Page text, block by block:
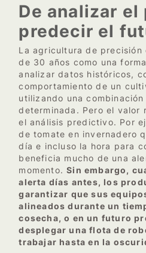
De analizar el
predecir el
La agricultura de precisión
de 30 años como una
analizar datos históricos,
comportamiento de un
utilizando una combinación
determinada. Pero el valor
el análisis predictivo. Por
de tomate en invernadero
día e incluso la hora para
beneficia mucho de una
momento.Sin embargo,
alerta días antes, los
garantizar que sus
alineados durante un
cosecha, o en un futuro
desplegar una flota de
trabajar hasta en la